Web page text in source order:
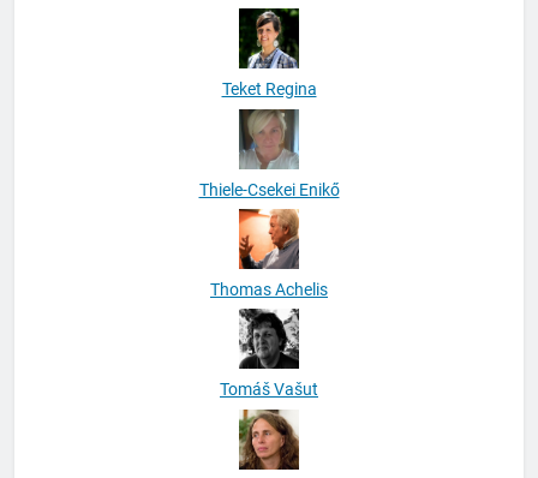
Teket Regina
Thiele-Csekei Enikő
Thomas Achelis
Tomáš Vašut